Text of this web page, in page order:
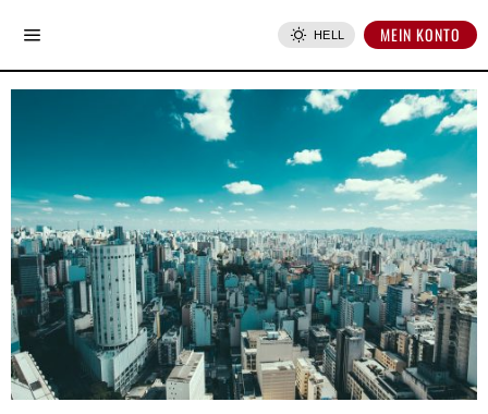
HELL MEIN KONTO